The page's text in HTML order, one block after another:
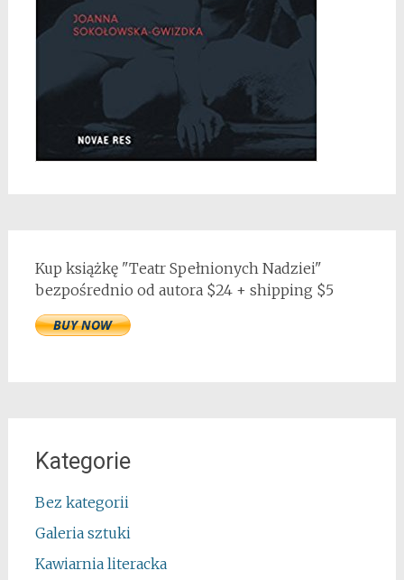
Kup książkę "Teatr Spełnionych Nadziei"
bezpośrednio od autora $24 + shipping $5
Kategorie
Bez kategorii
Galeria sztuki
Kawiarnia literacka